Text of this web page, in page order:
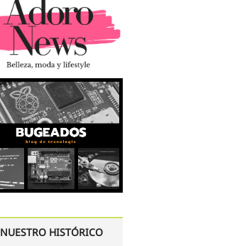
NUESTRO HISTÓRICO